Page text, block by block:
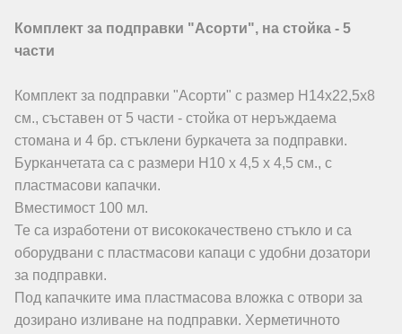
Комплект за подправки "Асорти", на стойка - 5
части
Комплект за подправки "Асорти" с размер Н14х22,5х8
см., съставен от 5 части - стойка от неръждаема
стомана и 4 бр. стъклени буркачета за подправки.
Бурканчетата са с размери Н10 х 4,5 х 4,5 см., с
пластмасови капачки.
Вместимост 100 мл.
Те са изработени от висококачествено стъкло и са
оборудвани с пластмасови капаци с удобни дозатори
за подправки.
Под капачките има пластмасова вложка с отвори за
дозирано изливане на подправки. Херметичното